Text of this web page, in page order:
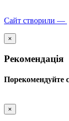
Сайт створили —
×
Рекомендація
Порекомендуйте
×